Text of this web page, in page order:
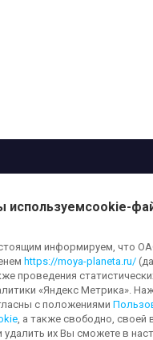
права на любые материалы,
праве и смежных
правообладателя и
cookie-файламиЗащита
используемcookie-
информируем, что
https://moya-planeta.ru/
проведения
«Яндекс Метрика».
с положениями
, а также свободно, своей
удалить их Вы сможете в